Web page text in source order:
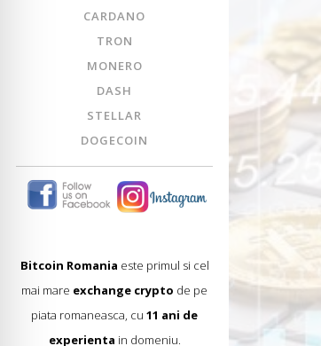
CARDANO
TRON
MONERO
DASH
STELLAR
DOGECOIN
Bitcoin Romania este primul si cel
mai mare exchange crypto de pe
piata romaneasca, cu 11 ani de
experienta in domeniu.